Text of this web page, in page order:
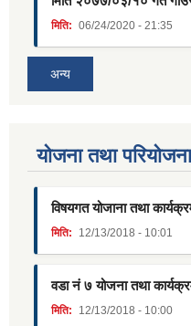
मिति: 06/24/2020 - 21:35
अन्य
याेजना तथा परियाेजना
विषयगत योजाना तथा
मिति: 12/13/2018 - 10:01
वडा नं ७ योजना तथा
मिति: 12/13/2018 - 10:00